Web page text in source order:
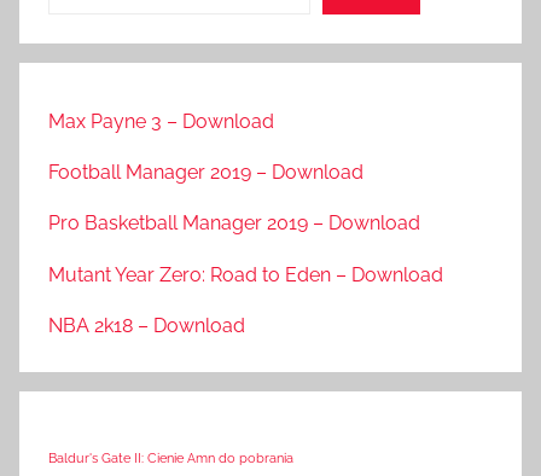
Max Payne 3 – Download
Football Manager 2019 – Download
Pro Basketball Manager 2019 – Download
Mutant Year Zero: Road to Eden – Download
NBA 2k18 – Download
Baldur's Gate II: Cienie Amn do pobrania